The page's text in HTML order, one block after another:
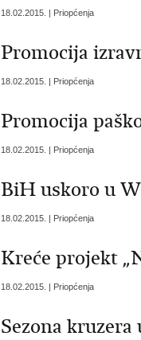
18.02.2015. | Priopćenja
Promocija
18.02.2015. | Priopćenja
Promocija
18.02.2015. | Priopćenja
BiH uskoro u
18.02.2015. | Priopćenja
Kreće projekt
18.02.2015. | Priopćenja
Sezona